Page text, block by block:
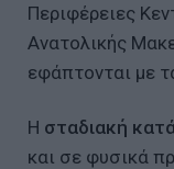
Περιφέρειες
Ανατολικής
εφάπτονται με
Η σταδιακή
και σε φυσικά